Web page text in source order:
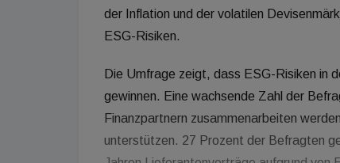
der Inflation und der volatilen
ESG-Risiken.
Die Umfrage zeigt, dass ESG-Risiken in
gewinnen. Eine wachsende Zahl der
Finanzpartnern zusammenarbeiten
unterstützen. 27 Prozent der Befragten